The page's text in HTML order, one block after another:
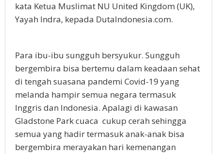
kata Ketua Muslimat NU United Kingdom (UK),
Yayah Indra, kepada DutaIndonesia.com.
Para ibu-ibu sungguh bersyukur. Sungguh
bergembira bisa bertemu dalam keadaan sehat
di tengah suasana pandemi Covid-19 yang
melanda hampir semua negara termasuk
Inggris dan Indonesia. Apalagi di kawasan
Gladstone Park cuaca cukup cerah sehingga
semua yang hadir termasuk anak-anak bisa
bergembira merayakan hari kemenangan